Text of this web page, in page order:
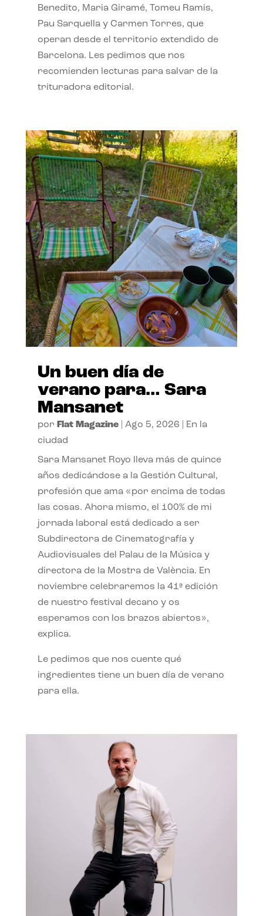
Benedito, Maria Giramé, Tomeu Ramis,
Pau Sarquella y Carmen Torres, que
operan desde el territorio extendido de
Barcelona. Les pedimos que nos
recomienden lecturas para salvar de la
trituradora editorial.
Un buen día de
verano para… Sara
Mansanet
por Flat Magazine| Ago 5, 2026
En la
ciudad
Sara Mansanet Royo lleva más de quince
años dedicándose a la Gestión Cultural,
profesión que ama «por encima de todas
las cosas. Ahora mismo, el 100% de mi
jornada laboral está dedicado a ser
Subdirectora de Cinematografía y
Audiovisuales del Palau de la Música y
directora de la Mostra de València. En
noviembre celebraremos la 41ª edición
de nuestro festival decano y os
esperamos con los brazos abiertos»,
explica.
Le pedimos que nos cuente qué
ingredientes tiene un buen día de verano
para ella.